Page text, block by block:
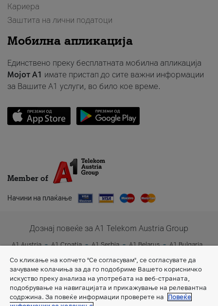
Кариера
Заштита на лични податоци
Мобилна апликација
Единствено преку бесплатната мобилна апликација
Мојот A1 имате пристап до сите важни информации
за Вашите A1 услуги, во било кое време.
Member of
Начини на плаќање
Дознај повеќе за A1 Telekom Austria Group
A1 Austria A1 Croatia A1 Serbia A1 Belarus
A1 Bulgaria
Со кликање на копчето "Се согласувам", се согласувате да
зачуваме колачиња за да го подобриме Вашето корисничко
искуство преку анализа на употребата на веб-страната,
подобрување на навигацијата и прикажување на релевантна
содржина. За повеќе информации проверете на
Повеќе